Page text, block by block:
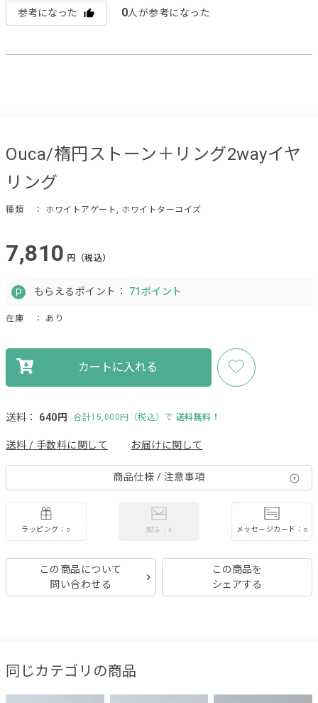
参考になった 0人が参考になった
Ouca/楕円ストーン＋リング2wayイヤ
リング
種類 ： ホワイトアゲート, ホワイトターコイズ
7,810 円（税込）
もらえるポイント： 71ポイント
在庫 ： あり
カートに入れる
送料： 640円 合計15,000円（税込）で 送料無料！
送料 / 手数料に関して お届けに関して
商品仕様 / 注意事項
ラッピング：○ 熨斗：× メッセージカード：○
この商品について
問い合わせる
この商品を
シェアする
同じカテゴリの商品